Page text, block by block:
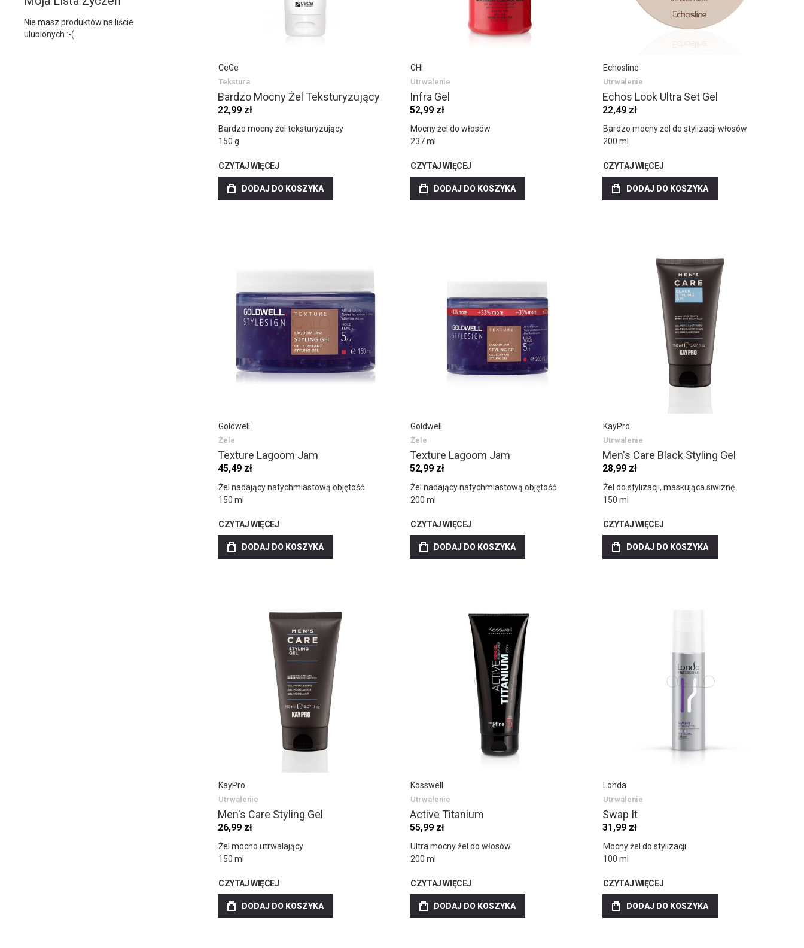
CeCe
Tekstura
Bardzo Mocny Żel Teksturyzujący
22,99 zł
Bardzo mocny żel teksturyzujący
150 g
CZYTAJ WIĘCEJ
DODAJ DO KOSZYKA
CHI
Utrwalenie
Infra Gel
52,99 zł
Mocny żel do włosów
237 ml
CZYTAJ WIĘCEJ
DODAJ DO KOSZYKA
Echosline
Utrwalenie
Echos Look Ultra Set Gel
22,49 zł
Bardzo mocny żel do stylizacji włosów
200 ml
CZYTAJ WIĘCEJ
DODAJ DO KOSZYKA
Goldwell
Żele
Texture Lagoom Jam
45,49 zł
Żel nadający natychmiastową objętość
150 ml
CZYTAJ WIĘCEJ
DODAJ DO KOSZYKA
Goldwell
Żele
Texture Lagoom Jam
52,99 zł
Żel nadający natychmiastową objętość
200 ml
CZYTAJ WIĘCEJ
DODAJ DO KOSZYKA
KayPro
Utrwalenie
Men's Care Black Styling Gel
28,99 zł
Żel do stylizacji, maskująca siwiznę
150 ml
CZYTAJ WIĘCEJ
DODAJ DO KOSZYKA
KayPro
Utrwalenie
Men's Care Styling Gel
26,99 zł
Żel mocno utrwalający
150 ml
CZYTAJ WIĘCEJ
DODAJ DO KOSZYKA
Kosswell
Utrwalenie
Active Titanium
55,99 zł
Ultra mocny żel do włosów
200 ml
CZYTAJ WIĘCEJ
DODAJ DO KOSZYKA
Londa
Utrwalenie
Swap It
31,99 zł
Mocny żel do stylizacji
100 ml
CZYTAJ WIĘCEJ
DODAJ DO KOSZYKA
Nie masz produktów na liście
ulubionych :-(.